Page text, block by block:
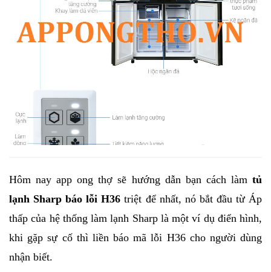
Hôm nay app ong thợ sẽ hướng dẫn bạn cách làm tủ
lạnh Sharp báo lỗi H36 triệt để nhất, nó bắt đầu từ Áp
thấp của hệ thống làm lạnh Sharp là một ví dụ điển hình,
khi gặp sự cố thì liền báo mã lỗi H36 cho người dùng
nhận biết.